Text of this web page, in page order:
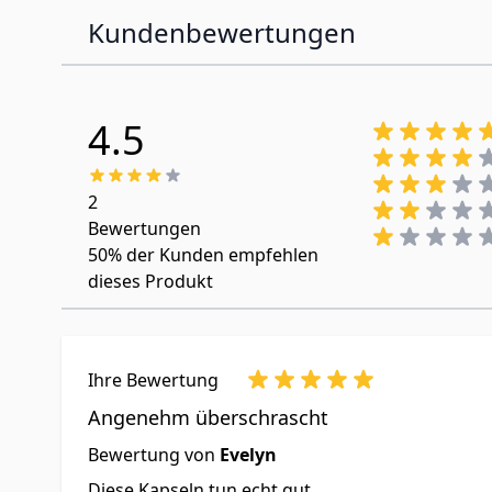
Verzehrempfehlung:Erwachsene
ein.
Nahrungsergänzungsmittel sollten
Lebensweise verwendet werden. Die
trocken lagern. Nach Gebrauch
...
Kundenbewertungen
4.5
2
Bewertungen
50%der Kunden empfehlen
dieses Produkt
Ihre Bewertung
Angenehm überschrascht
Bewertung von Evelyn